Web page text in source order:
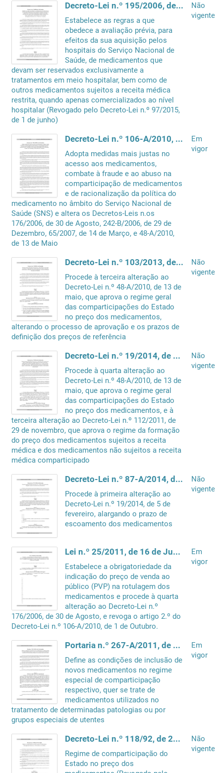
Decreto-Lei n.º 195/2006, de 3 de Outubro
Estabelece as regras a que
obedece a avaliação prévia, para
efeitos da sua aquisição pelos
hospitais do Serviço Nacional de
Saúde, de medicamentos que
devam ser reservados exclusivamente a
tratamentos em meio hospitalar, bem como de
outros medicamentos sujeitos a receita médica
restrita, quando apenas comercializados ao nível
hospitalar (Revogado pelo Decreto-Lei n.º 97/2015,
de 1 de junho)
Não
vigente
Decreto-Lei n.º 106-A/2010, de 1 de Outubro
Adopta medidas mais justas no
acesso aos medicamentos,
combate à fraude e ao abuso na
comparticipação de medicamentos
e de racionalização da política do
medicamento no âmbito do Serviço Nacional de
Saúde (SNS) e altera os Decretos-Leis n.os
176/2006, de 30 de Agosto, 242-B/2006, de 29 de
Dezembro, 65/2007, de 14 de Março, e 48-A/2010,
de 13 de Maio
Em
vigor
Decreto-Lei n.º 103/2013, de 26 de julho
Procede à terceira alteração ao
Decreto-Lei n.º 48-A/2010, de 13 de
maio, que aprova o regime geral
das comparticipações do Estado
no preço dos medicamentos,
alterando o processo de aprovação e os prazos de
definição dos preços de referência
Não
vigente
Decreto-Lei n.º 19/2014, de 5 de fevereiro
Procede à quarta alteração ao
Decreto-Lei n.º 48-A/2010, de 13 de
maio, que aprova o regime geral
das comparticipações do Estado
no preço dos medicamentos, e à
terceira alteração ao Decreto-Lei n.º 112/2011, de
29 de novembro, que aprova o regime da formação
do preço dos medicamentos sujeitos a receita
médica e dos medicamentos não sujeitos a receita
médica comparticipado
Não
vigente
Decreto-Lei n.º 87-A/2014, de 30 de maio
Procede à primeira alteração ao
Decreto-Lei n.º 19/2014, de 5 de
fevereiro, alargando o prazo de
escoamento dos medicamentos
Não
vigente
Lei n.º 25/2011, de 16 de Junho
Estabelece a obrigatoriedade da
indicação do preço de venda ao
público (PVP) na rotulagem dos
medicamentos e procede à quarta
alteração ao Decreto-Lei n.º
176/2006, de 30 de Agosto, e revoga o artigo 2.º do
Decreto-Lei n.º 106-A/2010, de 1 de Outubro.
Em
vigor
Portaria n.º 267-A/2011, de 15 de Setembro
Define as condições de inclusão de
novos medicamentos no regime
especial de comparticipação
respectivo, quer se trate de
medicamentos utilizados no
tratamento de determinadas patologias ou por
grupos especiais de utentes
Em
vigor
Decreto-Lei n.º 118/92, de 25 de Junho
Regime de comparticipação do
Estado no preço dos
Não
vigente